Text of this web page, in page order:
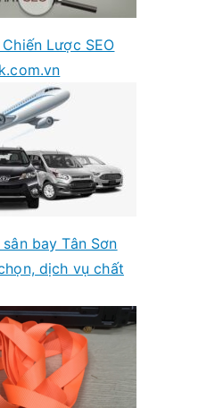
Lược SEO
bay Tân Sơn
dịch vụ chất